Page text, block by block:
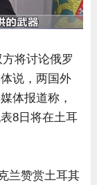
将讨论俄罗
说，两国外
体报道称，
8日将在土耳
兰赞赏土耳其